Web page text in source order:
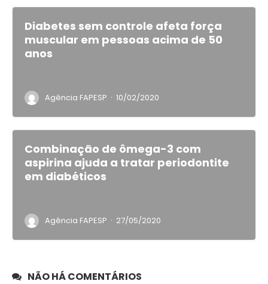
Diabetes sem controle afeta força
muscular em pessoas acima de 50
anos
Agência FAPESP · 10/02/2020
Combinação de ômega-3 com
aspirina ajuda a tratar periodontite
em diabéticos
Agência FAPESP · 27/05/2020
NÃO HÁ COMENTÁRIOS